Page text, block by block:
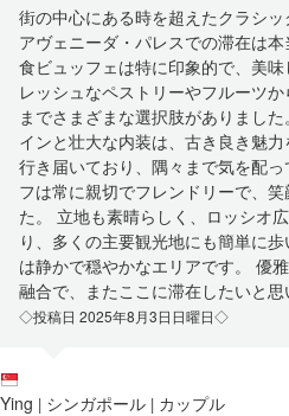
街の中心にある時を超えたクラシッ
アヴェニーダ・パレスでの滞在は
食ビュッフェは特に印象的で、美
レッシュなペストリーやフルーツ
までさまざまな選択肢がありまし
インと壮大な内装は、古き良き魅
行き届いており、隅々まで気を配
フは常に親切でフレンドリーで、
た。 立地も素晴らしく、ロッシオ
り、多くの主要観光地にも簡単に
は静かで穏やかなエリアです。 優
融合で、またここに滞在したいと思
◇投稿日 2025年8月3日日曜日◇
Ying | シンガポール | カップル